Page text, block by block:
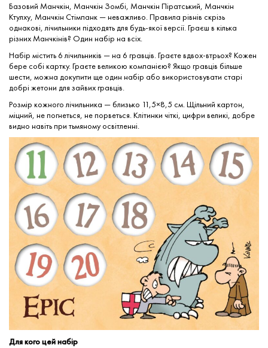
Базовий Манчкін, Манчкін Зомбі, Манчкін Піратський, Манчкін
Ктулху, Манчкін Стімпанк — неважливо. Правила рівнів скрізь
однакові, лічильники підходять для будь-якої версії. Граєш в кілька
різних Манчкінів? Один набір на всіх.
Набір містить 6 лічильників — на 6 гравців. Граєте вдвох-втрьох? Кожен
бере собі картку. Граєте великою компанією? Якщо гравців більше
шести, можна докупити ще один набір або використовувати старі
добрі жетони для зайвих гравців.
Розмір кожного лічильника — близько 11,5×8,5 см. Щільний картон,
міцний, не погнеться, не порветься. Клітинки чіткі, цифри великі, добре
видно навіть при тьмяному освітленні.
Для кого цей набір